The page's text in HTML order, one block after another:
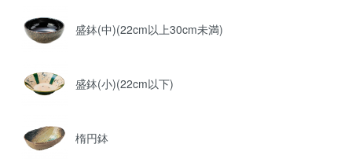
盛鉢(中)(22cm以上30cm未満)
盛鉢(小)(22cm以下)
楕円鉢